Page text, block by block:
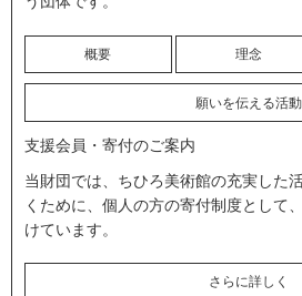
概要 理念
願いを伝える活動
支援会員・寄付のご案内
当財団では、ちひろ美術館の充実した
くために、個人の方の寄付制度として
けています。
さらに詳しく